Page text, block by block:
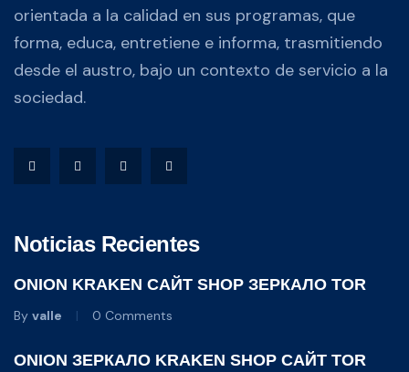
orientada a la calidad en sus programas, que
forma, educa, entretiene e informa, trasmitiendo
desde el austro, bajo un contexto de servicio a la
sociedad.
Noticias Recientes
ONION KRAKEN САЙТ SHOP ЗЕРКАЛО TOR
By valle 0 Comments
ONION ЗЕРКАЛО KRAKEN SHOP САЙТ TOR